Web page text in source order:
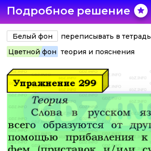
Подробное решение
Белый фон
переписывать в тетрадь
Цветной фон теория и пояснения